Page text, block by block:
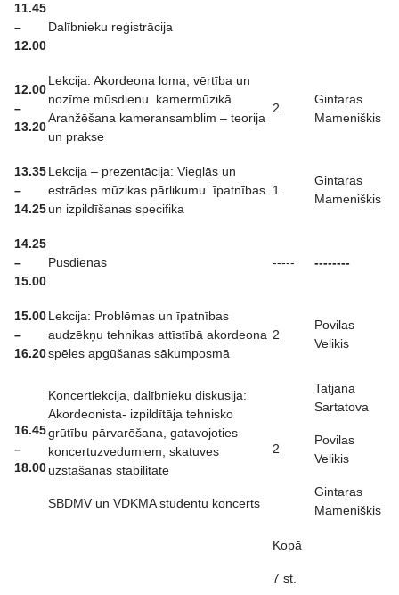
11.45
–
12.00
Dalībnieku reģistrācija
12.00
–
13.20
Lekcija: Akordeona loma, vērtība un
nozīme mūsdienu kamermūzikā.
Aranžēšana kameransamblim – teorija
un prakse
2
Gintaras
Mameniškis
13.35
–
14.25
Lekcija – prezentācija: Vieglās un
estrādes mūzikas pārlikumu īpatnības
un izpildīšanas specifika
1
Gintaras
Mameniškis
14.25
–
15.00
Pusdienas ----- --------
15.00
–
16.20
Lekcija: Problēmas un īpatnības
audzēkņu tehnikas attīstībā akordeona
spēles apgūšanas sākumposmā
2
Povilas
Velikis
16.45
–
18.00
Koncertlekcija, dalībnieku diskusija:
Akordeonista- izpildītāja tehnisko
grūtību pārvarēšana, gatavojoties
koncertuzvedumiem, skatuves
uzstāšanās stabilitāte
SBDMV un VDKMA studentu koncerts
2
Tatjana
Sartatova
Povilas
Velikis
Gintaras
Mameniškis
Kopā
7 st.